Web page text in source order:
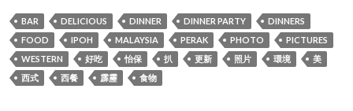
BAR DELICIOUS DINNER DINNER PARTY
DINNERS
FOOD
IPOH MALAYSIA PERAK PHOTO
PICTURES
WESTERN
好吃 怡保 扒 更新 照片 環境
美
西式
西餐 霹靂 食物